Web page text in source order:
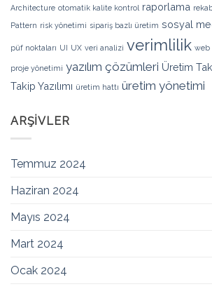
Architecture otomatik kalite kontrol raporlama
Pattern risk yönetimi sipariş bazlı üretim sosyal
püf noktaları UI UX veri analizi verimlilik web
proje yönetimi yazılım çözümleri Üretim
Takip Yazılımı üretim hattı üretim yönetimi
ARŞIVLER
Temmuz 2024
Haziran 2024
Mayıs 2024
Mart 2024
Ocak 2024